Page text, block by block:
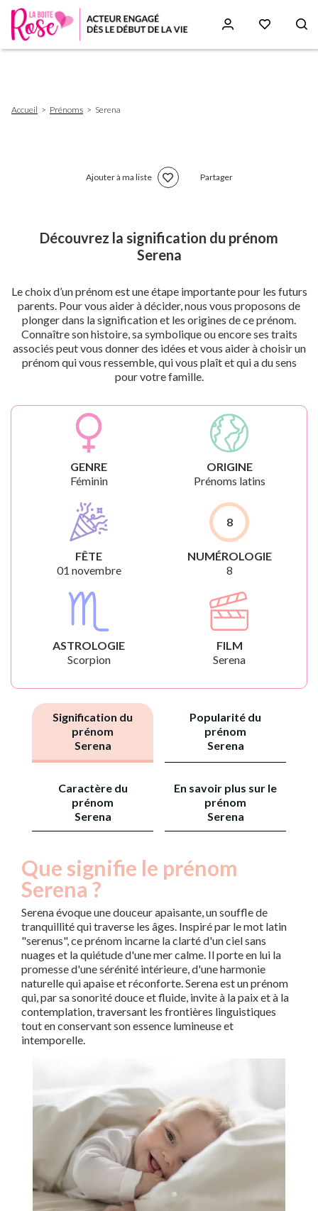
d'Ariane
Accueil Prénoms Serena
Ajouter à ma liste Partager
Découvrez la signification du prénom
Serena
Le choix d’un prénom est une étape importante pour les futurs
parents. Pour vous aider à décider, nous vous proposons de
plonger dans la signification et les origines de ce prénom.
Connaître son histoire, sa symbolique ou encore ses traits
associés peut vous donner des idées et vous aider à choisir un
prénom qui vous ressemble, qui vous plaît et qui a du sens
pour votre famille.
GENRE
Féminin
ORIGINE
Prénoms latins
FÊTE
01 novembre
8
NUMÉROLOGIE
8
ASTROLOGIE
Scorpion
FILM
Serena
Signification du
prénom
Serena
Popularité du
prénom
Serena
Caractère du
prénom
Serena
En savoir plus sur le
prénom
Serena
Que signifie le prénom
Serena ?
Serena évoque une douceur apaisante, un souffle de
tranquillité qui traverse les âges. Inspiré par le mot latin
"serenus", ce prénom incarne la clarté d'un ciel sans
nuages et la quiétude d'une mer calme. Il porte en lui la
promesse d'une sérénité intérieure, d'une harmonie
naturelle qui apaise et réconforte. Serena est un prénom
qui, par sa sonorité douce et fluide, invite à la paix et à la
contemplation, traversant les frontières linguistiques
tout en conservant son essence lumineuse et
intemporelle.